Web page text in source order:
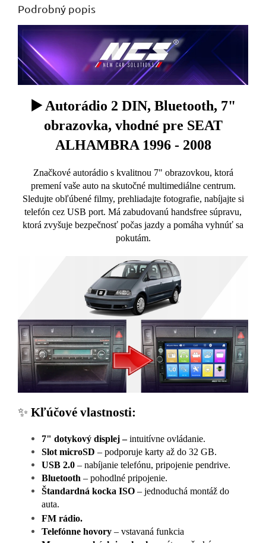
Podrobný popis
▶️ Autorádio 2 DIN, Bluetooth, 7"
obrazovka, vhodné pre SEAT
ALHAMBRA 1996 - 2008
Značkové autorádio s kvalitnou 7" obrazovkou, ktorá
premení vaše auto na skutočné multimediálne centrum.
Sledujte obľúbené filmy, prehliadajte fotografie, nabíjajte si
telefón cez USB port. Má zabudovanú handsfree súpravu,
ktorá zvyšuje bezpečnosť počas jazdy a pomáha vyhnúť sa
pokutám.
✨ Kľúčové vlastnosti:
7" dotykový displej –intuitívne ovládanie.
Slot microSD – podporuje karty až do 32 GB.
USB 2.0 – nabíjanie telefónu, pripojenie pendrive.
Bluetooth – pohodlné pripojenie.
Štandardná kocka ISO – jednoduchá montáž do
auta.
FM rádio.
Telefónne hovory – vstavaná funkcia